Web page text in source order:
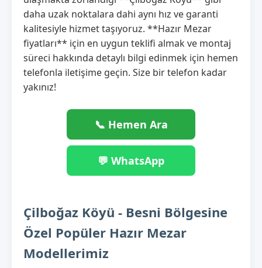
daha uzak noktalara dahi aynı hız ve garanti
kalitesiyle hizmet taşıyoruz. **Hazır Mezar
fiyatları** için en uygun teklifi almak ve montaj
süreci hakkında detaylı bilgi edinmek için hemen
telefonla iletişime geçin. Size bir telefon kadar
yakınız!
📞 Hemen Ara
💬 WhatsApp
Çilboğaz Köyü - Besni Bölgesine
Özel Popüler Hazır Mezar
Modellerimiz